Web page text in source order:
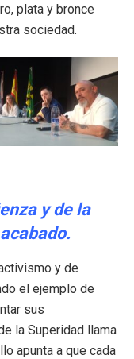
plata y bronce
sociedad.
y de la
y de
el ejemplo de
sus
la Superidad llama
apunta a que cada